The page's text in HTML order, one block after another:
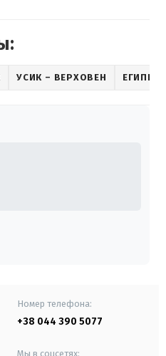
УСИК – ВЕРХОВЕН ЕГИПЕТ
Номер телефона:
+38 044 390 5077
Мы в соцсетях: